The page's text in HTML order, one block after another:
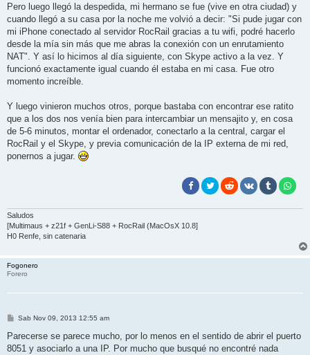
Pero luego llegó la despedida, mi hermano se fue (vive en otra ciudad) y
cuando llegó a su casa por la noche me volvió a decir: "Si pude jugar con
mi iPhone conectado al servidor RocRail gracias a tu wifi, podré hacerlo
desde la mía sin más que me abras la conexión con un enrutamiento
NAT". Y así lo hicimos al día siguiente, con Skype activo a la vez. Y
funcionó exactamente igual cuando él estaba en mi casa. Fue otro
momento increíble.
Y luego vinieron muchos otros, porque bastaba con encontrar ese ratito
que a los dos nos venía bien para intercambiar un mensajito y, en cosa
de 5-6 minutos, montar el ordenador, conectarlo a la central, cargar el
RocRail y el Skype, y previa comunicación de la IP externa de mi red,
ponernos a jugar.
Saludos
[Multimaus + z21f + GenLi-S88 + RocRail (MacOsX 10.8]
H0 Renfe, sin catenaria
Fogonero
Forero
M
n
a
Sab Nov 09, 2013 12:55 am
Parecerse se parece mucho, por lo menos en el sentido de abrir el puerto
8051 y asociarlo a una IP. Por mucho que busqué no encontré nada